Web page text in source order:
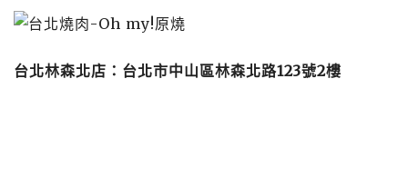
台北林森北店：台北市中山區林森北路123號2樓